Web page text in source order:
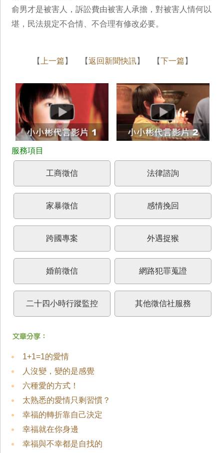
俞男才是被害人，訴訟費由被害人承擔，對被害人情何以
堪，民法規定不合情、不合理有修改必要。
【 上一篇 】 【返回新聞快訊】 【下一篇 】
工商徵信 法律諮詢
家暴徵信 感情挽回
跨國專案 外遇捉猴
婚前徵信 網路犯罪蒐證
二十四小時行蹤監控 其他徵信社服務
1+1=1的愛情
人沒變，變的是感覺
六種愛的方式！
太熟悉的愛情只剩習慣？
幸福的轉折靠自己決定
幸福就在你身邊
幸福與不幸都是自找的